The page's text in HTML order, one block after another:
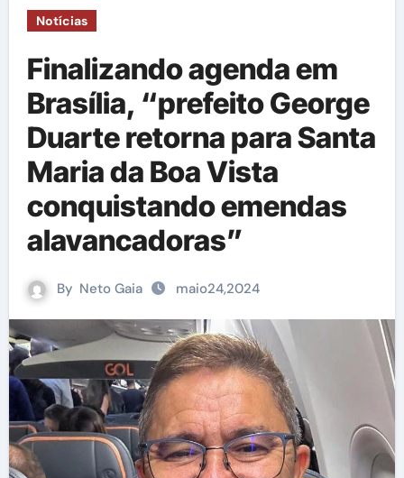
Notícias
Finalizando agenda em
Brasília, “prefeito George
Duarte retorna para Santa
Maria da Boa Vista
conquistando emendas
alavancadoras”
By Neto Gaia maio24,2024